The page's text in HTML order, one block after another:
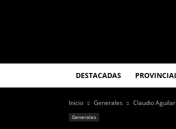
DESTACADAS
Inicio Generales Claudio
Generales